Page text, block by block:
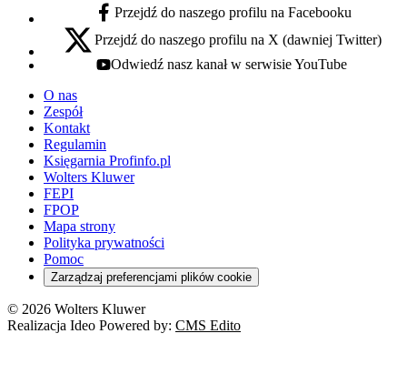
facebook - otwiera się w nowej karcie
Przejdź do naszego profilu na Facebooku
x - otwiera się w nowej karcie
Przejdź do naszego profilu na X (dawniej Twitter)
youtube - otwiera się w nowej karcie
Odwiedź nasz kanał w serwisie YouTube
O nas
Zespół
Kontakt
Regulamin
Księgarnia Profinfo.pl
Wolters Kluwer
FEPI
FPOP
Mapa strony
Polityka prywatności
Pomoc
Zarządzaj preferencjami plików cookie
© 2026 Wolters Kluwer
Realizacja Ideo Powered by: CMS Edito